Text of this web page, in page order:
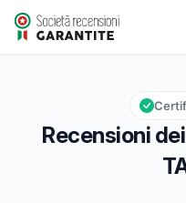
INKLAND TATTOO
Valutazione globale: 9,6 su
9,6/10
Recensioni